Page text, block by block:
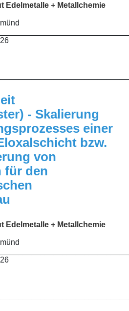
Edelmetalle + Metallchemie
- Skalierung
einer
bzw.
von
für den
Edelmetalle + Metallchemie